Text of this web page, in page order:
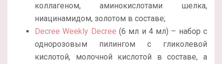
коллагеном, аминокислотами шелка,
ниацинамидом, золотом в составе;
Decree Weekly Decree (6 мл и 4 мл) – набор с
однорозовым пилингом с гликолевой
кислотой, молочной кислотой в составе, а